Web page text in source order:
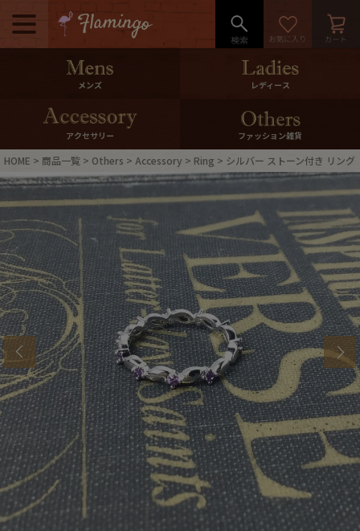
メニュー
500pt＆10％Offクーポンプレゼン
10％0ffクーポンプレゼント
LINE ID連携
お気に入り マイページ
ご利用ガイド International Shipping
店舗紹介 特集一覧
ブランドから探す スタッフコーディネート
年代から探す 古着卸DOCK
メンズ商品カテゴリーから探す
メンズ レディース
アクセサリー ファッション雑貨
HOME 商品一覧 Others Accessory Ring シルバー ストーン付き リング